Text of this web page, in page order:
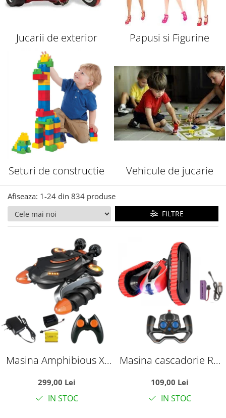
Jucarii de exterior Papusi si Figurine
Seturi de constructie Vehicule de jucarie
Afiseaza: 1-24 din 834 produse
FILTRE
Masina Amphibious X-
2.4 GHz, functionare pe
apa, zapada si uscat, +3
299,00 Lei
IN STOC
Masina cascadorie RC
rasucit, telecomanda
2.4GHz si acumulator,
109,00 Lei
IN STOC